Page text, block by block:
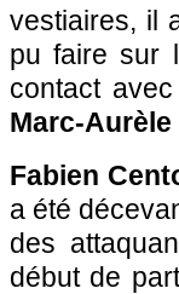
vestiaires, il
pu faire sur
contact
Marc-
Fabien
a été
des
début de